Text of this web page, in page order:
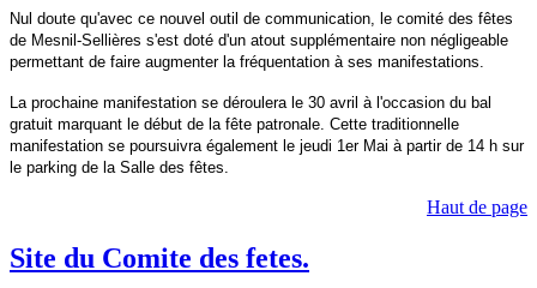
Nul doute qu'avec ce nouvel outil de communication, le comité des fêtes
de Mesnil-Sellières s'est doté d'un atout supplémentaire non négligeable
permettant de faire augmenter la fréquentation à ses manifestations.
La prochaine manifestation se déroulera le 30 avril à l'occasion du bal
gratuit marquant le début de la fête patronale. Cette traditionnelle
manifestation se poursuivra également le jeudi 1er Mai à partir de 14 h sur
le parking de la Salle des fêtes.
Haut de page
Site du Comite des fetes.